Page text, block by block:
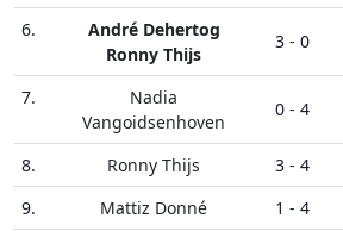
6.
André Dehertog
Ronny Thijs
3 - 0
7.
Nadia
Vangoidsenhoven
0 - 4
8. Ronny Thijs 3 - 4
9.
Mattiz Donné 1 - 4